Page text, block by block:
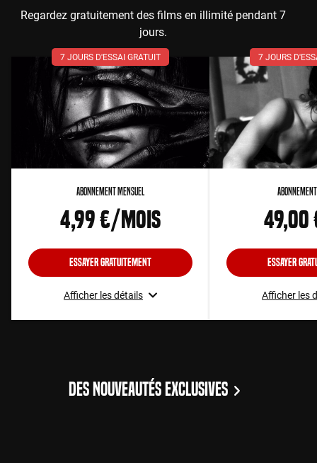
Regardez gratuitement des films en illimité pendant 7
jours.
7 JOURS D'ESSAI GRATUIT
Abonnement Mensuel
4,99 €/mois
Essayer gratuitement
Afficher les détails
7 JOURS
Essayer
Afficher les
DES NOUVEAUTÉS EXCLUSIVES